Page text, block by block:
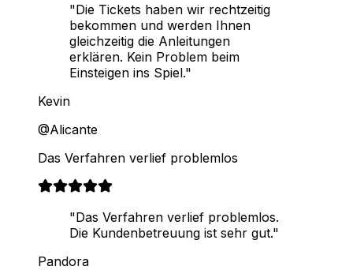
"Die Tickets haben wir rechtzeitig
bekommen und werden Ihnen
gleichzeitig die Anleitungen
erklären. Kein Problem beim
Einsteigen ins Spiel."
Kevin
@Alicante
Das Verfahren verlief problemlos
"Das Verfahren verlief problemlos.
Die Kundenbetreuung ist sehr gut."
Pandora